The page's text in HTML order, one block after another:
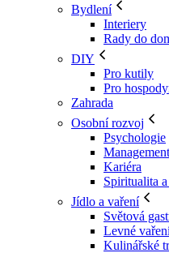
Bydlení
Interiery
Rady do
DIY
Pro kutily
Pro
Zahrada
Osobní rozvoj
Psychologie
Management
Kariéra
Spiritualita
Jídlo a vaření
Světová
Levné
Kulinářské